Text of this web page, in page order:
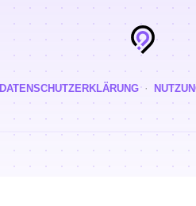
DATENSCHUTZERKLÄRUNG ·